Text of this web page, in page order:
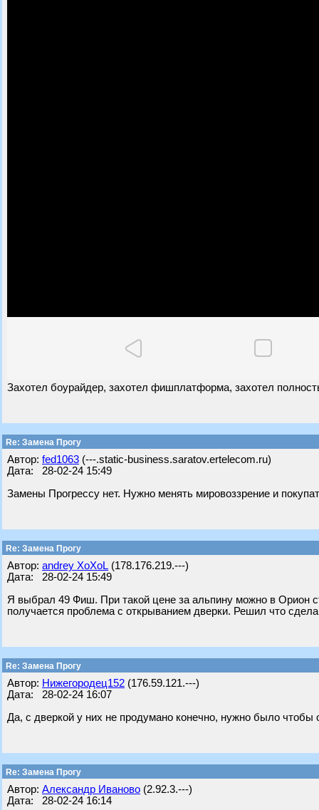
Захотел боурайдер, захотел фишплатформа, захотел
Re: Замена Прогу
Автор: fed1063 (---.static-business.saratov.ertelecom.ru)
Дата: 28-02-24 15:49
Замены Прогрессу нет. Нужно менять мировоззрение и
Re: Замена Прогу
Автор: andrey XoXoL (178.176.219.---)
Дата: 28-02-24 15:49
Я выбрал 49 Фиш. При такой цене за альпину можно в Орион
получается проблема с открыванием дверки. Решил что
Re: Замена Прогу
Автор: Нижегородец152 (176.59.121.---)
Дата: 28-02-24 16:07
Да, с дверкой у них не продумано конечно, нужно было чтобы
Re: Замена Прогу
Автор: Александр Иваново (2.92.3.---)
Дата: 28-02-24 16:14